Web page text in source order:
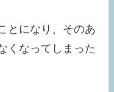
とになり、そのあ
くなってしまった